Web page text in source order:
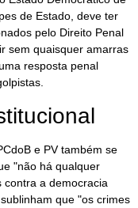
de Estado, deve ter
pelo Direito Penal
sem quaisquer amarras
resposta penal
e PV também se
"não há qualquer
contra a democracia
que "os crimes